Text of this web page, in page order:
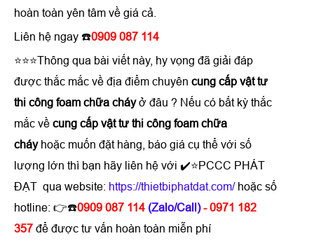
hoàn toàn yên tâm về giá cả.
Liên hệ ngay ☎️0909 087 114
⭐⭐⭐Thông qua bài viết này, hy vọng đã giải đáp
được thắc mắc về địa điểm chuyên cung cấp vật tư
thi công foam chữa cháyở đâu ? Nếu có bất kỳ thắc
mắc về cung cấp vật tư thi công foam chữa
cháy hoặc muốn đặt hàng, báo giá cụ thể với số
lượng lớn thì bạn hãy liên hệ với ✔️⭐PCCC PHÁT
ĐẠT qua website: https://thietbiphatdat.com/hoặc số
hotline: 👉☎️0909 087 114 (Zalo/Call) - 0971 182
357 để được tư vấn hoàn toàn miễn phí